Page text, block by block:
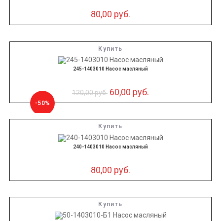
80,00 руб.
Купить
-50%
245-1403010 Насос масляный
120,00руб. 60,00 руб.
Купить
240-1403010 Насос масляный
80,00 руб.
Купить